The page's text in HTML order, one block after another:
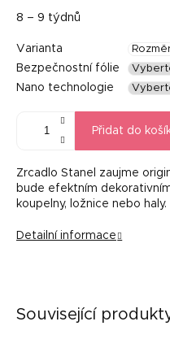
cena:
8 – 9 týdnů
Varianta
Bezpečnostní fólie
Nano technologie
Přidat do
Zrcadlo Stanel zaujme
bude efektním
koupelny, ložnice nebo haly.
Detailní informace
Související